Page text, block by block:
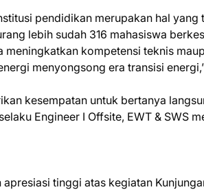
pendidikan merupakan hal
lebih sudah 316 mahasiswa
kompetensi teknis
menyongsong era transisi
kesempatan untuk bertanya
Engineer I Offsite, EWT & SWS
tinggi atas kegiatan